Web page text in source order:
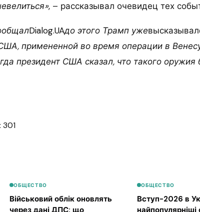
, – рассказывал очевидец тех
Dialog.UAдо этого Трамп уже
примененной во время операции в
президент США сказал, что такого оружия
301
ОБЩЕСТВО
Військовий облік оновлять
через дані ДПС: що
ОБЩЕСТВО
Вступ-2026 в
найпопулярніші